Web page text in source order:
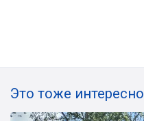
Это тоже интересно